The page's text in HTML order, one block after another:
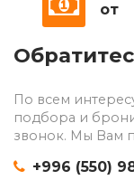
от
По всем
подбора и
звонок. Мы Вам
+996 (550)